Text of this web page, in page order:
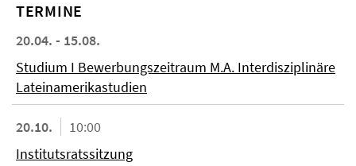
TERMINE
20.04. - 15.08.
Studium I Bewerbungszeitraum M.A. Interdisziplinäre
Lateinamerikastudien
20.10.
10:00
Institutsratssitzung